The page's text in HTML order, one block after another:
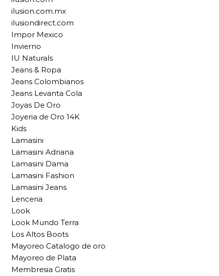
ilusion.com.mx
ilusiondirect.com
Impor Mexico
Invierno
IU Naturals
Jeans & Ropa
Jeans Colombianos
Jeans Levanta Cola
Joyas De Oro
Joyeria de Oro 14K
Kids
Lamasini
Lamasini Adriana
Lamasini Dama
Lamasini Fashion
Lamasini Jeans
Lenceria
Look
Look Mundo Terra
Los Altos Boots
Mayoreo Catalogo de oro
Mayoreo de Plata
Membresia Gratis